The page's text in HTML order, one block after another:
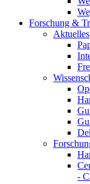
Forschung &
Aktuelles
-